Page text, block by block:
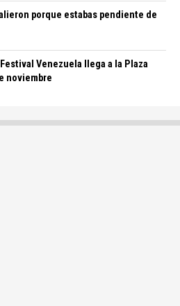
porque estabas pendiente de
Venezuela llega a la Plaza
noviembre